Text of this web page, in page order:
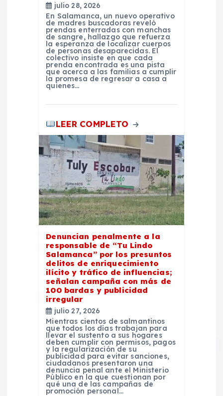
julio 28, 2026
En Salamanca, un nuevo operativo
de madres buscadoras reveló
prendas enterradas con manchas
de sangre, hallazgo que refuerza
la esperanza de localizar cuerpos
de personas desaparecidas. El
colectivo insiste en que cada
prenda encontrada es una pista
que acerca a las familias a cumplir
la promesa de regresar a casa a
quienes…
LEER COMPLETO
Denuncian penalmente a la
responsable de “Tu Lindo
Salamanca” por los presuntos
delitos de enriquecimiento
ilícito y tráfico de influencias;
señalan campaña con más de
100 bardas y publicidad
irregular
julio 27, 2026
Mientras cientos de salmantinos
que todos los días trabajan para
llevar el sustento a sus hogares
deben cumplir con permisos, pagos
y la regularización de su
publicidad para evitar sanciones,
ciudadanos presentaron una
denuncia penal ante el Ministerio
Público en la que cuestionan por
qué una de las campañas de
promoción personal…